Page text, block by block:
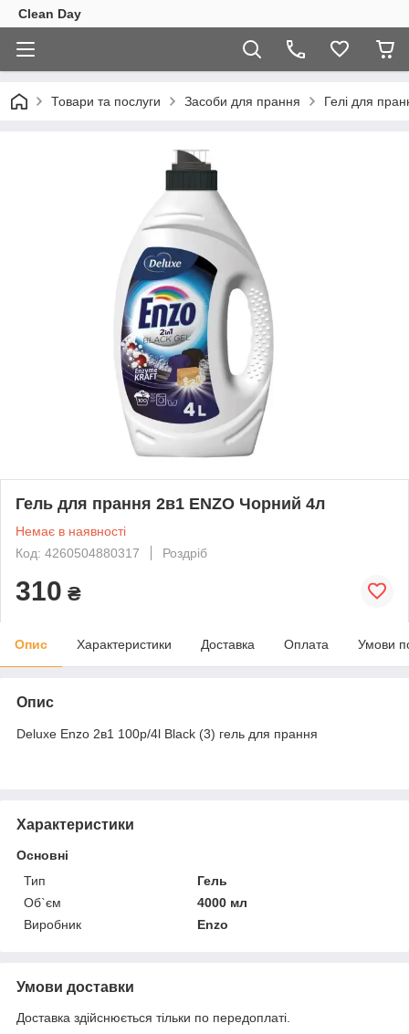
Clean Day
Товари та послуги Засоби для прання Гелі для
Гель для прання 2в1 ENZO Чорний 4л
Немає в наявності
Код: 4260504880317
Роздріб
310 ₴
Опис Характеристики Доставка Оплата Умови
Опис
Deluxe Enzo 2в1 100p/4l Black (3) гель для прання
Характеристики
Основні
Тип
Гель
Об`єм
4000 мл
Виробник
Enzo
Умови доставки
Доставка здійснюється тільки по передоплаті.